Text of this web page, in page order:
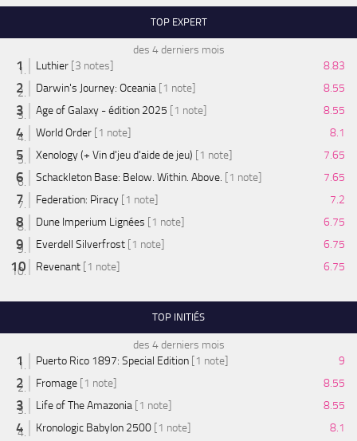
TOP EXPERT
des 4 derniers mois
Luthier [3 notes]
8.83
Darwin's Journey: Oceania [1 note]
8.55
Age of Galaxy - édition 2025 [1 note]
8.55
World Order [1 note]
8.1
Xenology (+ Vin d'jeu d'aide de jeu) [1 note]
7.65
Schackleton Base: Below. Within. Above. [1 note]
7.65
Federation: Piracy [1 note]
7.2
Dune Imperium Lignées [1 note]
6.75
Everdell Silverfrost [1 note]
6.75
Revenant [1 note] 6.75
TOP INITIÉS
des 4 derniers mois
Puerto Rico 1897: Special Edition [1 note]
9
Fromage [1 note]
8.55
Life of The Amazonia [1 note]
8.55
Kronologic Babylon 2500 [1 note]
8.1